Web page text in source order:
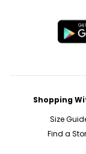
Shopping
Size
Find a